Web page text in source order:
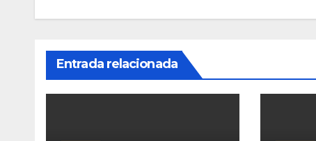
Entrada relacionada